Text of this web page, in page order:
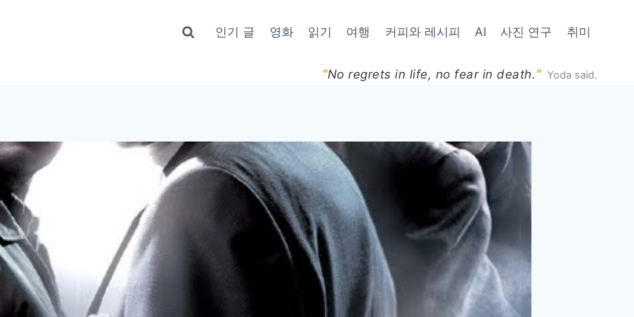
인기 글 영화 읽기 여행 커피와 레시피 AI 사진 연구 취미
“No regrets in life, no fear in death.” Yoda said.